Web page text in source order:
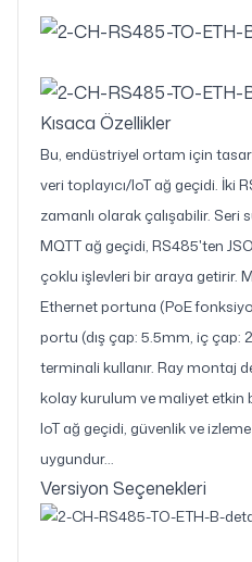
Kısaca Özellikler
Bu, endüstriyel ortam için
veri toplayıcı/IoT ağ geçidi. İki
zamanlı olarak çalışabilir.
MQTT ağ geçidi, RS485'ten
çoklu işlevleri bir araya getirir.
Ethernet portuna (PoE
portu (dış çap: 5.5mm, iç çap:
terminali kullanır. Ray montaj
kolay kurulum ve maliyet etkin
IoT ağ geçidi, güvenlik ve
uygundur...
Versiyon Seçenekleri